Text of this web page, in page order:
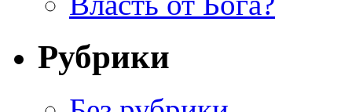
Рубрики